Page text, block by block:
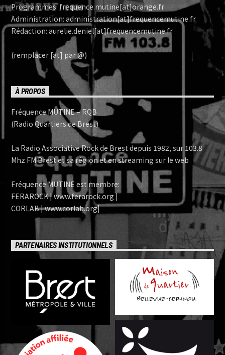
Programmes: frequence.mutine[at]orange.fr
Administration: administration[at]frequencemutine.fr
Rédaction: aurelie.deniel[at]frequencemutine.fr
(remplacer [at] par @)
À PROPOS
Fréquence MUTINE – RQB
(Radio Quartiers de Brest)
La Radio Associative Rock de Brest depuis 1982, sur 103.8
Mhz FM Brest et sa région et en streaming sur le web
Fréquence MUTINE est membre:
FERAROCK | www.ferarock.org |
CORLAB | www.corlab.org|
PARTENAIRES INSTITUTIONNELS